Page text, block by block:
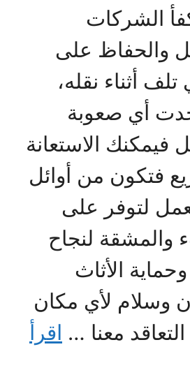
الشركات
والحفاظ على
أثناء نقله،
أي صعوبة
فيمكنك الاستعانة
فتكون من أوائل
لتوفر على
والمشقة لنجاح
الأثاث
وسلام لأي مكان
معنا … اقرأ